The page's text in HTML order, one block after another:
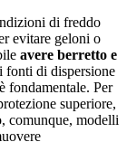
di freddo
evitare geloni o
avere berretto e
fonti di dispersione
fondamentale. Per
superiore,
comunque, modelli